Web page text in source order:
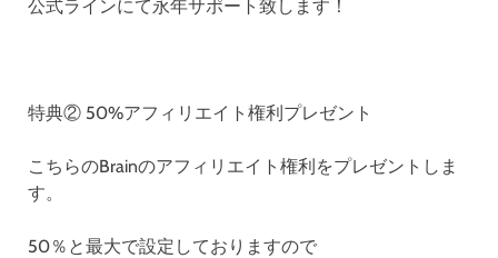
公式ラインにて永年サポート致します！
特典② 50%アフィリエイト権利プレゼント
こちらのBrainのアフィリエイト権利をプレゼントしま
す。
50％と最大で設定しておりますので